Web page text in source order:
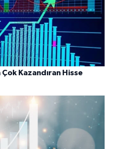
Çok Kazandıran Hisse